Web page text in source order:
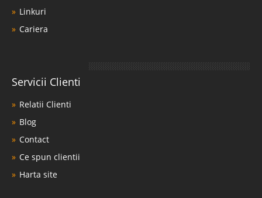
Linkuri
Cariera
Servicii Clienti
Relatii Clienti
Blog
Contact
Ce spun clientii
Harta site